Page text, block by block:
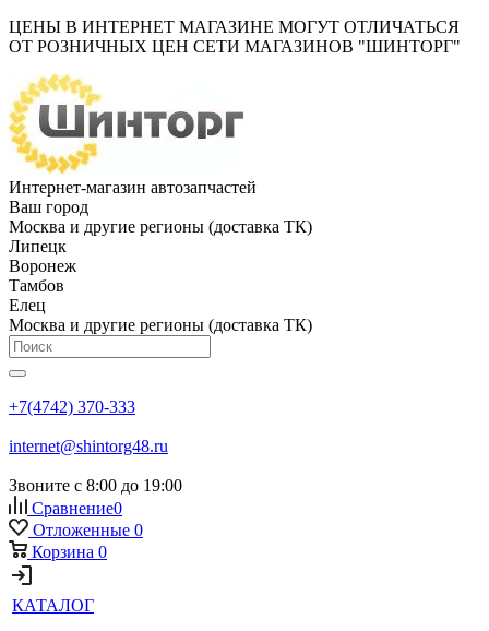
ЦЕНЫ В ИНТЕРНЕТ МАГАЗИНЕ МОГУТ ОТЛИЧАТЬСЯ
ОТ РОЗНИЧНЫХ ЦЕН СЕТИ МАГАЗИНОВ "ШИНТОРГ"
Интернет-магазин автозапчастей
Ваш город
Москва и другие регионы (доставка ТК)
Липецк
Воронеж
Тамбов
Елец
Москва и другие регионы (доставка ТК)
+7(4742) 370-333
internet@shintorg48.ru
Звоните с 8:00 до 19:00
Сравнение0
Отложенные 0
Корзина 0
КАТАЛОГ